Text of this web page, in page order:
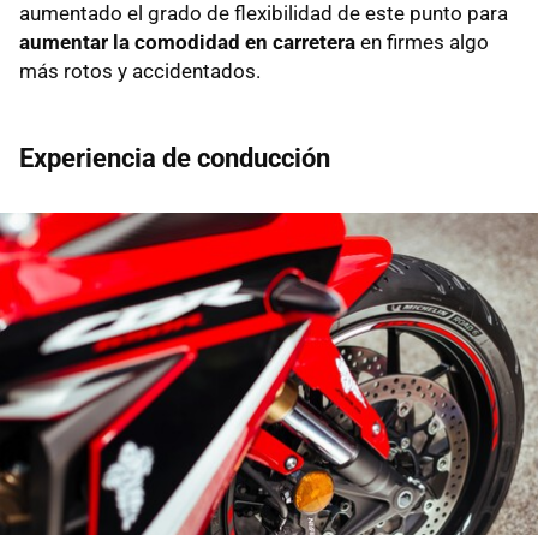
aumentado el grado de flexibilidad de este punto para
aumentar la comodidad en carretera en firmes algo
más rotos y accidentados.
Experiencia de conducción